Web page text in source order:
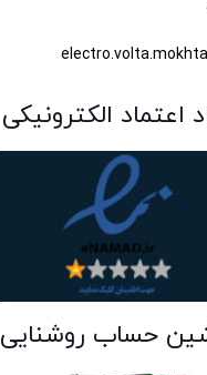
اعتماد الکترونیکی
حساب روشنایی